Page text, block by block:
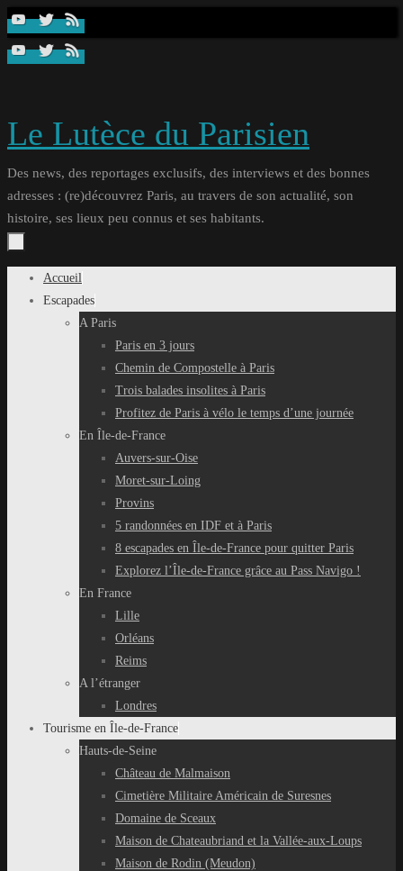
Passer
contenu
Le Lutèce du Parisien
Des news, des reportages exclusifs, des interviews et des bonnes
adresses : (re)découvrez Paris, au travers de son actualité, son
histoire, ses lieux peu connus et ses habitants.
Passer
Accueil
Escapades
A Paris
Paris en 3 jours
Chemin de Compostelle à Paris
Trois balades insolites à Paris
Profitez de Paris à vélo le temps d’une journée
En Île-de-France
Auvers-sur-Oise
Moret-sur-Loing
Provins
5 randonnées en IDF et à Paris
8 escapades en Île-de-France pour quitter Paris
Explorez l’Île-de-France grâce au Pass Navigo !
En France
Lille
Orléans
Reims
A l’étranger
Londres
Tourisme en Île-de-France
Hauts-de-Seine
Château de Malmaison
Cimetière Militaire Américain de Suresnes
Domaine de Sceaux
Maison de Chateaubriand et la Vallée-aux-Loups
Maison de Rodin (Meudon)